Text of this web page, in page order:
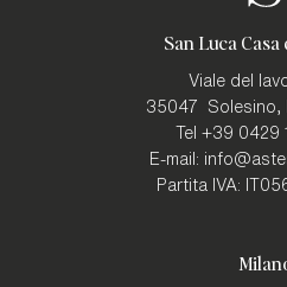
San Luca Casa
Viale del
35047 Solesino,
Tel +39 0429
E-mail:
Partita IVA: